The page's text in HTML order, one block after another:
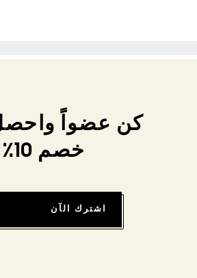
كن عضواً
خصم 10٪
اشترك الآن